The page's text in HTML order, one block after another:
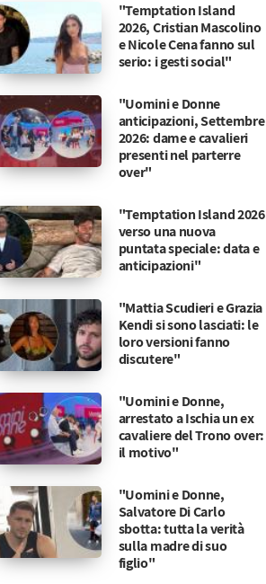
"Temptation Island
2026, Cristian Mascolino
e Nicole Cena fanno sul
serio: i gesti social"
"Uomini e Donne
anticipazioni, Settembre
2026: dame e cavalieri
presenti nel parterre
over"
"Temptation Island 2026
verso una nuova
puntata speciale: data e
anticipazioni"
"Mattia Scudieri e Grazia
Kendi si sono lasciati: le
loro versioni fanno
discutere"
"Uomini e Donne,
arrestato a Ischia un ex
cavaliere del Trono over:
il motivo"
"Uomini e Donne,
Salvatore Di Carlo
sbotta: tutta la verità
sulla madre di suo
figlio"